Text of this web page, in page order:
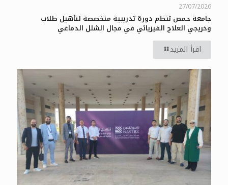
27/07/2026
جامعة حمص تنظم دورة تدريبية متخصصة لتأهيل طلاب
وخريجي العلاج الفيزيائي في مجال الشلل الدماغي
اقرأ المزيد